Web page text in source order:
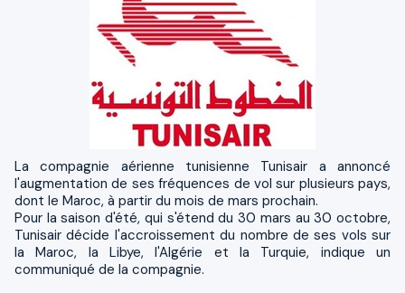
La compagnie aérienne tunisienne Tunisair a annoncé
l'augmentation de ses fréquences de vol sur plusieurs pays,
dont le Maroc, à partir du mois de mars prochain.
Pour la saison d'été, qui s'étend du 30 mars au 30 octobre,
Tunisair décide l'accroissement du nombre de ses vols sur
la Maroc, la Libye, l'Algérie et la Turquie, indique un
communiqué de la compagnie.